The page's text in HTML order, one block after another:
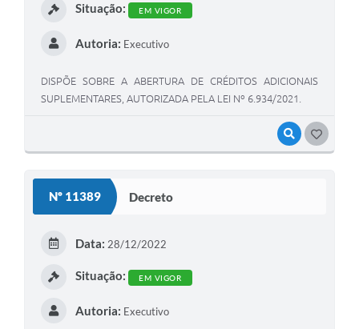
VISUALIZAR
Situação: EM VIGOR
Autoria: Executivo
DISPÕE SOBRE A ABERTURA DE CRÉDITOS ADICIONAIS
SUPLEMENTARES, AUTORIZADA PELA LEI Nº 6.934/2021.
Nº 11389 Decreto
Data: 28/12/2022
Situação: EM VIGOR
Autoria: Executivo